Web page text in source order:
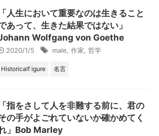
「人生において重要なのは生きること
あって、生きた結果ではない」
Wolfgang von Goethe
2020/1/5 male 作家 哲学
Historicalf igure 名言
「指をさして人を非難する前に、君の
の手がよごれていないか確かめてく
」Bob Marley